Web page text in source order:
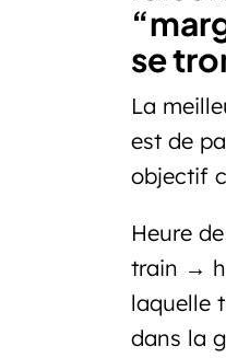
se
La
est de
objectif
Heure
train →
laquelle
dans la